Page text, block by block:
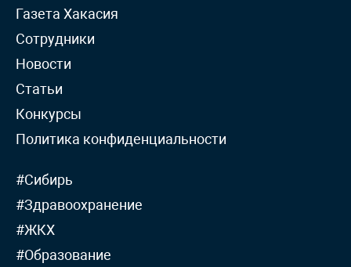
Газета Хакасия
Сотрудники
Новости
Статьи
Конкурсы
Политика конфиденциальности
#Сибирь
#Здравоохранение
#ЖКХ
#Образование